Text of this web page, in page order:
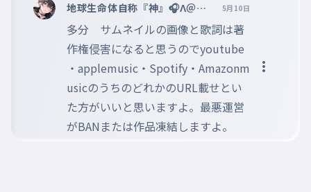
地球生命体自称『神』🎧Λ＠xa
n @Vertex本部 @faste
st 副リーダー
5月10日
多分　サムネイルの画像と歌詞は著
作権侵害になると思うのでyoutube
・applemusic・Spotify・Amazonm
usicのうちのどれかのURL載せとい
た方がいいと思いますよ。最悪運営
がBANまたは作品凍結しますよ。